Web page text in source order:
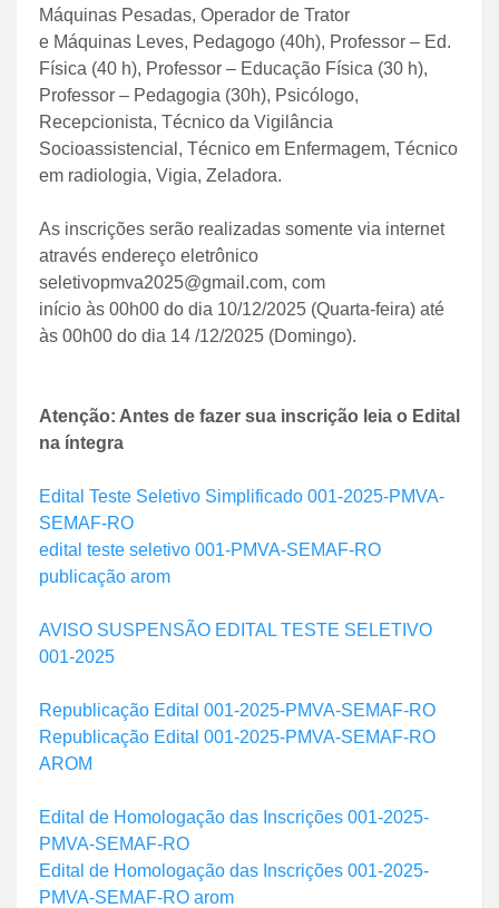
Máquinas Pesadas, Operador de Trator
e Máquinas Leves, Pedagogo (40h), Professor – Ed.
Física (40 h), Professor – Educação Física (30 h),
Professor – Pedagogia (30h), Psicólogo,
Recepcionista, Técnico da Vigilância
Socioassistencial, Técnico em Enfermagem, Técnico
em radiologia, Vigia, Zeladora.
As inscrições serão realizadas somente via internet
através endereço eletrônico
seletivopmva2025@gmail.com, com
início às 00h00 do dia 10/12/2025 (Quarta-feira) até
às 00h00 do dia 14 /12/2025 (Domingo).
Atenção: Antes de fazer sua inscrição leia o Edital
na íntegra
Edital Teste Seletivo Simplificado 001-2025-PMVA-
SEMAF-RO
edital teste seletivo 001-PMVA-SEMAF-RO
publicação arom
AVISO SUSPENSÃO EDITAL TESTE SELETIVO
001-2025
Republicação Edital 001-2025-PMVA-SEMAF-RO
Republicação Edital 001-2025-PMVA-SEMAF-RO
AROM
Edital de Homologação das Inscrições 001-2025-
PMVA-SEMAF-RO
Edital de Homologação das Inscrições 001-2025-
PMVA-SEMAF-RO arom